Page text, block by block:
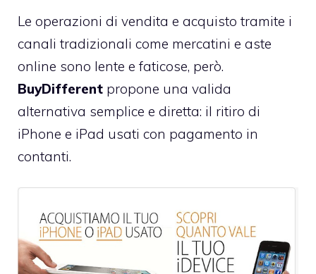
Le operazioni di vendita e acquisto tramite i
canali tradizionali come mercatini e aste
online sono lente e faticose, però.
BuyDifferent propone una valida
alternativa semplice e diretta: il ritiro di
iPhone e iPad usati con pagamento in
contanti.